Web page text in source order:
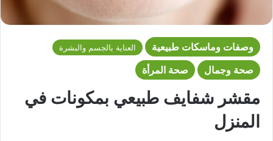
وصفات وماسكات طبيعية العناية بالجسم والبشرة
صحة وجمال صحة المرأة
مقشر شفايف طبيعي بمكونات في
المنزل